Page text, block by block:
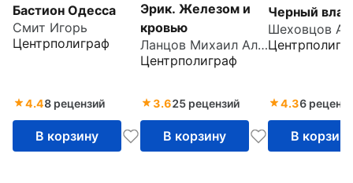
Бастион Одесса
Смит Игорь
Центрполиграф
4.48 рецензий
В корзину
Эрик. Железом и
кровью
Ланцов Михаил Алексеевич
Центрполиграф
3.625 рецензий
В корзину
Черный
4.36
В корзину